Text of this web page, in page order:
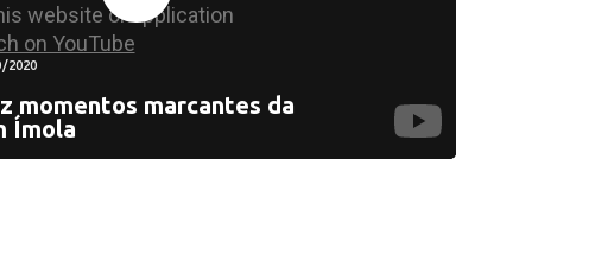
2020
momentos marcantes da
Ímola